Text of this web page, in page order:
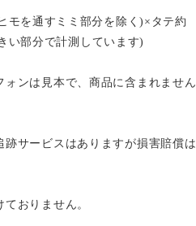
モを通すミミ部分を除く)×タテ約
い部分で計測しています)
ンは見本で、商品に含まれません
サービスはありますが損害賠償は
おりません。